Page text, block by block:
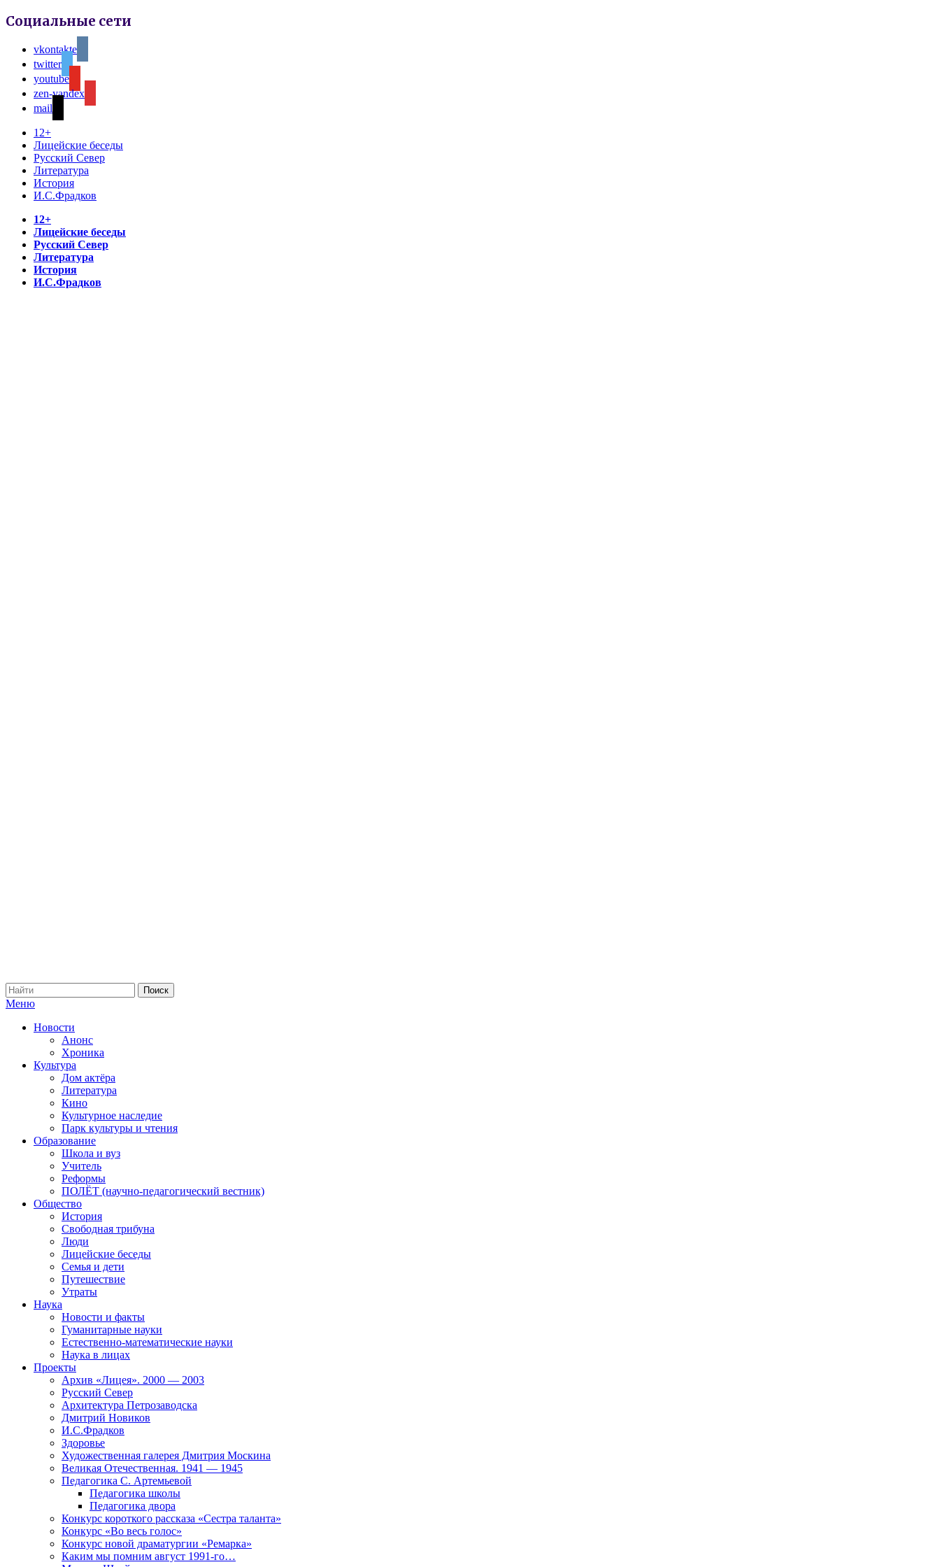
Социальные сети
vkontakte
twitter
youtube
zen-yandex
mail
12+
Лицейские беседы
Русский Север
Литература
История
И.С.Фрадков
12+
Лицейские беседы
Русский Север
Литература
История
И.С.Фрадков
Меню
Новости
Анонс
Хроника
Культура
Дом актёра
Литература
Кино
Культурное наследие
Парк культуры и чтения
Образование
Школа и вуз
Учитель
Реформы
ПОЛЁТ (научно-педагогический вестник)
Общество
История
Свободная трибуна
Люди
Лицейские беседы
Семья и дети
Путешествие
Утраты
Наука
Новости и факты
Гуманитарные науки
Естественно-математические науки
Наука в лицах
Проекты
Архив «Лицея». 2000 — 2003
Русский Север
Архитектура Петрозаводска
Дмитрий Новиков
И.С.Фрадков
Здоровье
Художественная галерея Дмитрия Москина
Великая Отечественная. 1941 — 1945
Педагогика С. Артемьевой
Педагогика школы
Педагогика двора
Конкурс короткого рассказа «Сестра таланта»
Конкурс «Во весь голос»
Конкурс новой драматургии «Ремарка»
Каким мы помним август 1991-го…